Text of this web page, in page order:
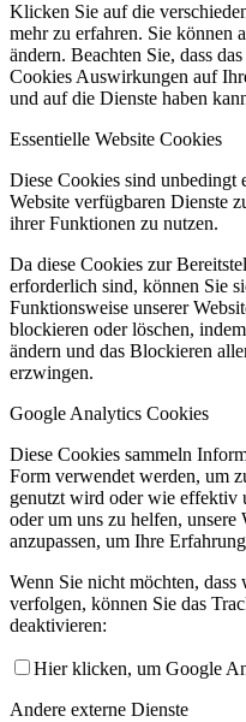
Klicken Sie auf die
mehr zu erfahren. Sie können
ändern. Beachten Sie, dass
Cookies Auswirkungen auf
und auf die Dienste haben
Essentielle Website Cookies
Diese Cookies sind unbedingt
Website verfügbaren Dienste
ihrer Funktionen zu nutzen.
Da diese Cookies zur
erforderlich sind, können Sie
Funktionsweise unserer
blockieren oder löschen,
ändern und das Blockieren
erzwingen.
Google Analytics Cookies
Diese Cookies sammeln
Form verwendet werden, um
genutzt wird oder wie effektiv
oder um uns zu helfen,
anzupassen, um Ihre
Wenn Sie nicht möchten,
verfolgen, können Sie das
deaktivieren:
Hier klicken, um Google
Andere externe Dienste